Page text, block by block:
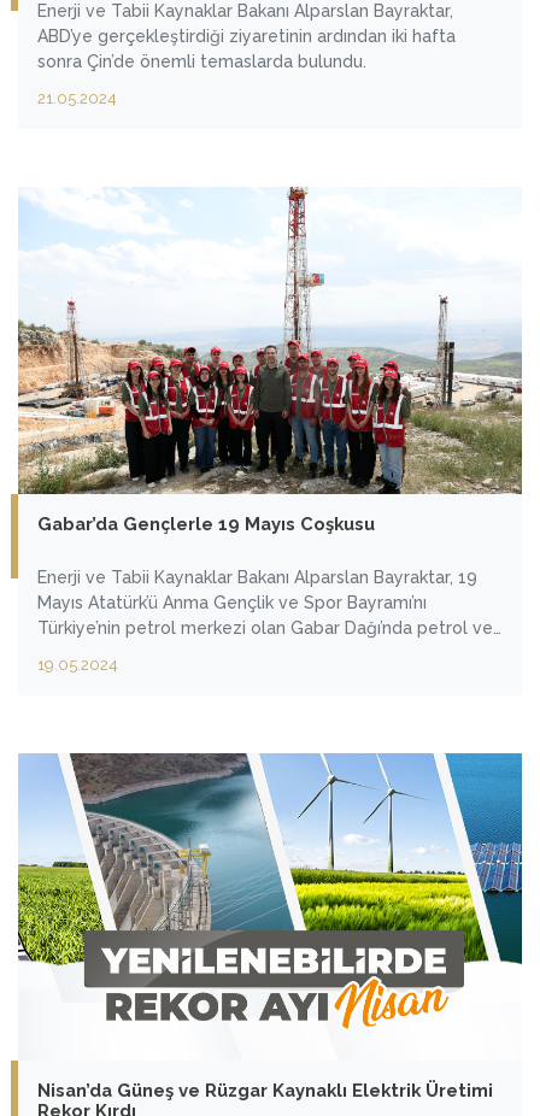
Enerji ve Tabii Kaynaklar Bakanı Alparslan Bayraktar,
ABD’ye gerçekleştirdiği ziyaretinin ardından iki hafta
sonra Çin’de önemli temaslarda bulundu.
21.05.2024
Gabar’da Gençlerle 19 Mayıs Coşkusu
Enerji ve Tabii Kaynaklar Bakanı Alparslan Bayraktar, 19
Mayıs Atatürk’ü Anma Gençlik ve Spor Bayramı’nı
Türkiye’nin petrol merkezi olan Gabar Dağı’nda petrol ve
üniversite öğrencisiyle Gabar’da bir araya gelen Bakan
19.05.2024
Nisan’da Güneş ve Rüzgar Kaynaklı Elektrik Üretimi
Rekor Kırdı